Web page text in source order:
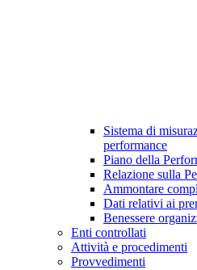
Sistema di
performance
Piano della
Relazione sulla
Ammontare
Dati relativi ai
Benessere
Enti controllati
Attività e procedimenti
Provvedimenti